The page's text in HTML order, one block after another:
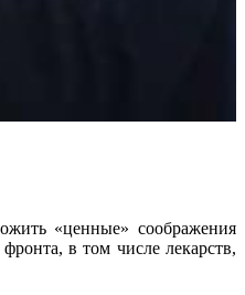
«ценные» соображения
в том числе лекарств,